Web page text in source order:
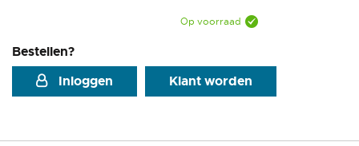
Op voorraad
Bestellen?
Inloggen
Klant worden